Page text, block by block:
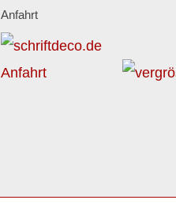
z.B. JGA etc
Anfahrt